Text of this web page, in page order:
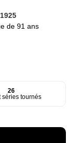
de 91 ans
26
séries tournés